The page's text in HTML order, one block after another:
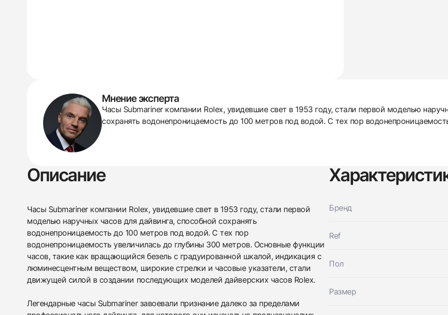
Мнение эксперта
Часы Submariner компании Rolex, увидевшие свет в 1953 году, стали первой моделью
сохранять водонепроницаемость до 100 метров под водой. С тех пор
Описание
Часы Submariner компании Rolex, увидевшие свет в 1953 году, стали первой
моделью наручных часов для дайвинга, способной сохранять
водонепроницаемость до 100 метров под водой. С тех пор
водонепроницаемость увеличилась до глубины 300 метров. Основные функции
часов, такие как вращающийся безель с градуированной шкалой, индикация с
люминесцентным веществом, широкие стрелки и часовые указатели, стали
движущей силой в создании последующих моделей дайверских часов Rolex.
Легендарные часы Submariner завоевали признание далеко за пределами
Бренд
Ref
Пол
Размер
Заказать эти часы
Трейд-ин часов
Оставьте ваши контактные данные и мы свяжемся с